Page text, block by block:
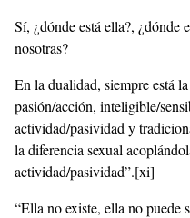
Sí, ¿dónde está ella?, ¿dónde
nosotras?
En la dualidad, siempre está
pasión/acción, inteligible/
actividad/pasividad y
la diferencia sexual
actividad/pasividad”.[xi]
“Ella no existe, ella no puede